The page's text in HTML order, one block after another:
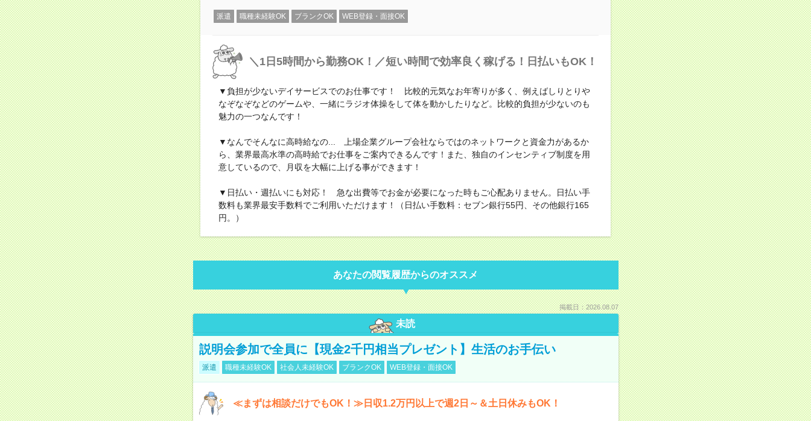
派遣 職種未経験OK ブランクOK WEB登録・面接OK
＼1日5時間から勤務OK！／短い時間で効率良く稼げる！日払いもOK！
▼負担が少ないデイサービスでのお仕事です！ 比較的元気なお年寄りが多く、例えばしりとりや
なぞなぞなどのゲームや、一緒にラジオ体操をして体を動かしたりなど。比較的負担が少ないのも
魅力の一つなんです！
▼なんでそんなに高時給なの... 上場企業グループ会社ならではのネットワークと資金力があるか
ら、業界最高水準の高時給でお仕事をご案内できるんです！また、独自のインセンティブ制度を用
意しているので、月収を大幅に上げる事ができます！
▼日払い・週払いにも対応！ 急な出費等でお金が必要になった時もご心配ありません。日払い手
数料も業界最安手数料でご利用いただけます！（日払い手数料：セブン銀行55円、その他銀行165
円。）
あなたの閲覧履歴からのオススメ
掲載日：2026.08.07
未読
説明会参加で全員に【現金2千円相当プレゼント】生活のお手伝い
派遣 職種未経験OK 社会人未経験OK ブランクOK WEB登録・面接OK
≪まずは相談だけでもOK！≫日収1.2万円以上で週2日～＆土日休みもOK！